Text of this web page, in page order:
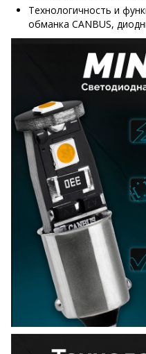
Технологичность и
обманка CANBUS,